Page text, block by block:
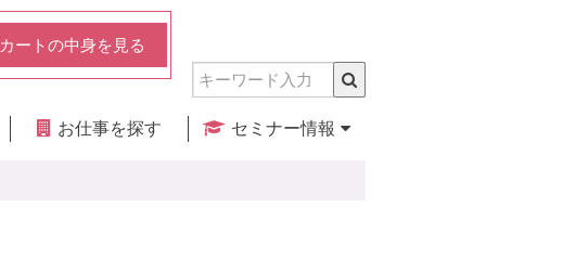
カートの中身を見る
お仕事を探す
セミナー情報